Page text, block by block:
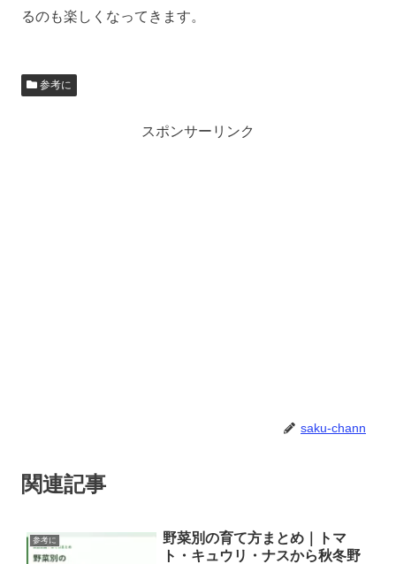
るのも楽しくなってきます。
参考に
スポンサーリンク
saku-chann
関連記事
参考に
野菜別の育て方まとめ｜トマ
ト・キュウリ・ナスから秋冬野